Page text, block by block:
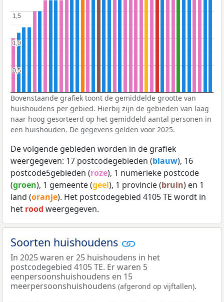
0,5
0,5
1,0
1,0
1,5
1,5
Bovenstaande grafiek toont de gemiddelde grootte van
huishoudens per gebied. Hierbij zijn de gebieden van laag
naar hoog gesorteerd op het gemiddeld aantal personen in
een huishouden. De gegevens gelden voor 2025.
De volgende gebieden worden in de grafiek
weergegeven: 17 postcodegebieden (blauw), 16
postcode5gebieden (roze), 1 numerieke postcode
(groen), 1 gemeente (geel), 1 provincie (bruin) en 1
land (oranje). Het postcodegebied 4105 TE wordt in
het rood weergegeven.
Soorten huishoudens
In 2025 waren er 25 huishoudens in het
postcodegebied 4105 TE. Er waren 5
eenpersoonshuishoudens en 15
meerpersoonshuishoudens (afgerond op vijftallen).